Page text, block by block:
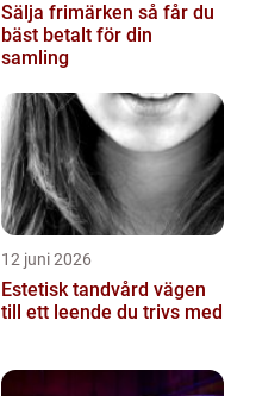
Sälja frimärken så får du
bäst betalt för din
samling
12 juni 2026
Estetisk tandvård vägen
till ett leende du trivs med